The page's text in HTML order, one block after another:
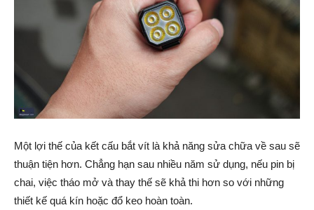
Một lợi thế của kết cấu bắt vít là khả năng sửa chữa về sau sẽ
thuận tiện hơn. Chẳng hạn sau nhiều năm sử dụng, nếu pin bị
chai, việc tháo mở và thay thế sẽ khả thi hơn so với những
thiết kế quá kín hoặc đổ keo hoàn toàn.